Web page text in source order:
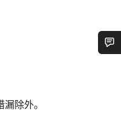
除外。
为您答疑解惑。